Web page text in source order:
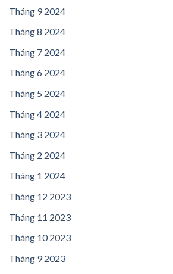
Tháng 9 2024
Tháng 8 2024
Tháng 7 2024
Tháng 6 2024
Tháng 5 2024
Tháng 4 2024
Tháng 3 2024
Tháng 2 2024
Tháng 1 2024
Tháng 12 2023
Tháng 11 2023
Tháng 10 2023
Tháng 9 2023